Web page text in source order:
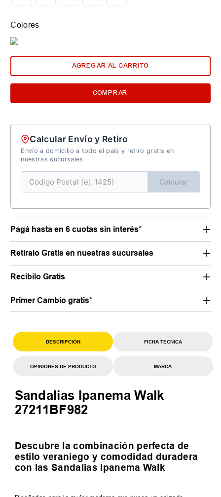
Colores
AGREGAR AL CARRITO
COMPRAR
Calcular Envío y Retiro
Envío a domicilio a todo el país y retiro gratis en
nuestras sucursales
Calcular
Pagá hasta en 6 cuotas sin interés*
Retiralo Gratis en nuestras sucursales
Recibilo Gratis
Primer Cambio gratis*
DESCRIPCION FICHA TECNICA
OPINIONES DE PRODUCTO MARCA
Sandalias Ipanema Walk
27211BF982
Descubre la combinación perfecta de
estilo veraniego y comodidad duradera
con las Sandalias Ipanema Walk